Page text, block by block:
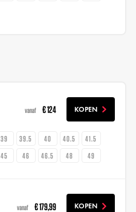
vanaf € 124 KOPEN
39 39.5 40 40.5
41.5
45 46 46.5 48 49
vanaf € 179,99 KOPEN